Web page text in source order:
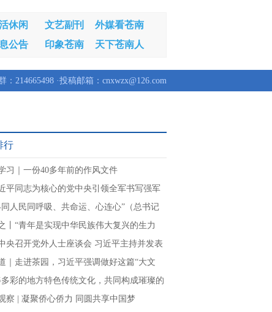
休闲 文艺副刊
外媒看苍南
公告 印象苍南 天下苍南人
：214665498 ·投稿邮箱：cnxwzx@126.com
行
习｜一份40多年前的作风文件
平同志为核心的党中央引领全军书写强军
同人民同呼吸、共命运、心连心”（总书记
情怀）
丨“青年是实现中华民族伟大复兴的生力
央召开党外人士座谈会 习近平主持并发表
话｜走进茶园，习近平强调做好这篇“大文
多彩的地方特色传统文化，共同构成璀璨的
明”
察 | 凝聚侨心侨力 同圆共享中国梦